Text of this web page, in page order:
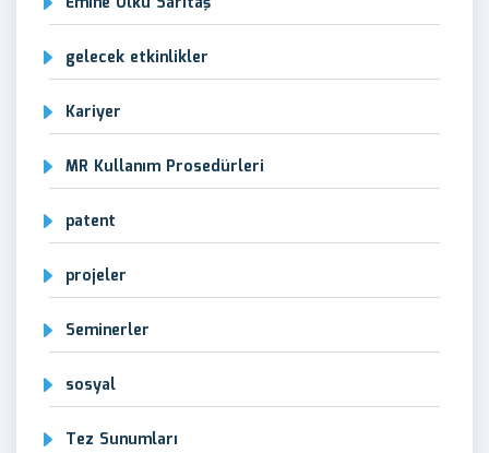
gelecek etkinlikler
Kariyer
MR Kullanım Prosedürleri
patent
projeler
Seminerler
sosyal
Tez Sunumları